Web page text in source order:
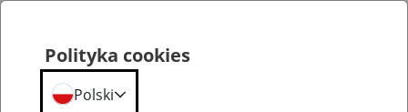
Polityka cookies
Polski